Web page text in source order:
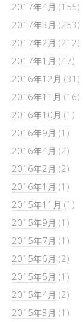
2017年4月 (155)
2017年3月 (253)
2017年2月 (212)
2017年1月 (47)
2016年12月 (31)
2016年11月 (16)
2016年10月 (1)
2016年9月 (1)
2016年4月 (2)
2016年2月 (2)
2016年1月 (1)
2015年11月 (1)
2015年9月 (1)
2015年7月 (1)
2015年6月 (2)
2015年5月 (1)
2015年4月 (2)
2015年3月 (1)